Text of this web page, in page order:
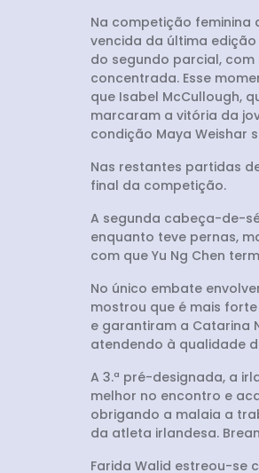
Na competição feminina
vencida da última
do segundo parcial,
concentrada. Esse
que Isabel McCullough,
marcaram a vitória da
condição Maya Weishar
Nas restantes partidas
final da competição.
A segunda cabeça-de-
enquanto teve pernas,
com que Yu Ng Chen
No único embate
mostrou que é mais
e garantiram a Catarina
atendendo à qualidade
A 3.ª pré-designada, a
melhor no encontro e
obrigando a malaia a
da atleta irlandesa.
Farida Walid estreou-se